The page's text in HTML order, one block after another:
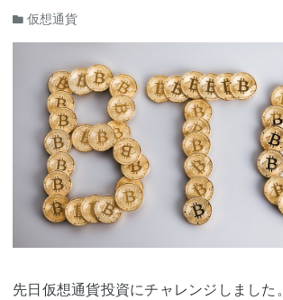
仮想通貨
先日仮想通貨投資にチャレンジしました。